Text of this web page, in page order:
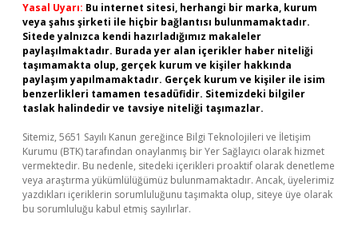
Yasal Uyarı: Bu internet sitesi, herhangi bir marka, kurum
veya şahıs şirketi ile hiçbir bağlantısı bulunmamaktadır.
Sitede yalnızca kendi hazırladığımız makaleler
paylaşılmaktadır. Burada yer alan içerikler haber niteliği
taşımamakta olup, gerçek kurum ve kişiler hakkında
paylaşım yapılmamaktadır. Gerçek kurum ve kişiler ile isim
benzerlikleri tamamen tesadüfidir. Sitemizdeki bilgiler
taslak halindedir ve tavsiye niteliği taşımazlar.
Sitemiz, 5651 Sayılı Kanun gereğince Bilgi Teknolojileri ve İletişim
Kurumu (BTK) tarafından onaylanmış bir Yer Sağlayıcı olarak hizmet
vermektedir. Bu nedenle, sitedeki içerikleri proaktif olarak denetleme
veya araştırma yükümlülüğümüz bulunmamaktadır. Ancak, üyelerimiz
yazdıkları içeriklerin sorumluluğunu taşımakta olup, siteye üye olarak
bu sorumluluğu kabul etmiş sayılırlar.